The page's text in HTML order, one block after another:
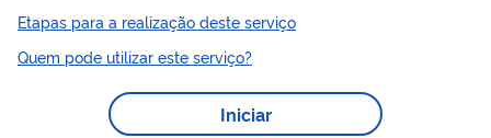
Empresas tributadas com base no lucro real, presumido ou
arbitrado devem entregar documentos obrigatoriamente
em formato digital. Não é possível solicitar juntada em
inativos (arquivados). Importante: Evite anexar
muitos documentos ao mesmo tempo ao
processo
Etapas para a realização deste serviço
Quem pode utilizar este serviço?
Iniciar